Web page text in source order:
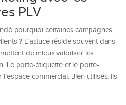
PLV
pourquoi certaines campagnes
? L’astuce réside souvent dans
de mieux valoriser les
Le porte-étiquette et le porte-
commercial. Bien utilisés, ils